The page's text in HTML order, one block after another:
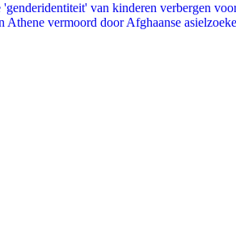
van kinderen verbergen
Athene vermoord door Afghaanse